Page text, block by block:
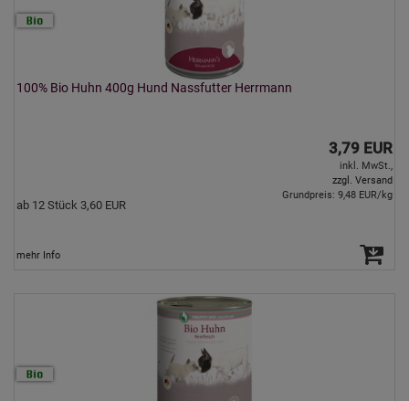
100% Bio Huhn 400g Hund Nassfutter Herrmann
3,79 EUR
inkl. MwSt.,
zzgl. Versand
ab 12 Stück 3,60 EUR
Grundpreis: 9,48 EUR/kg
mehr Info